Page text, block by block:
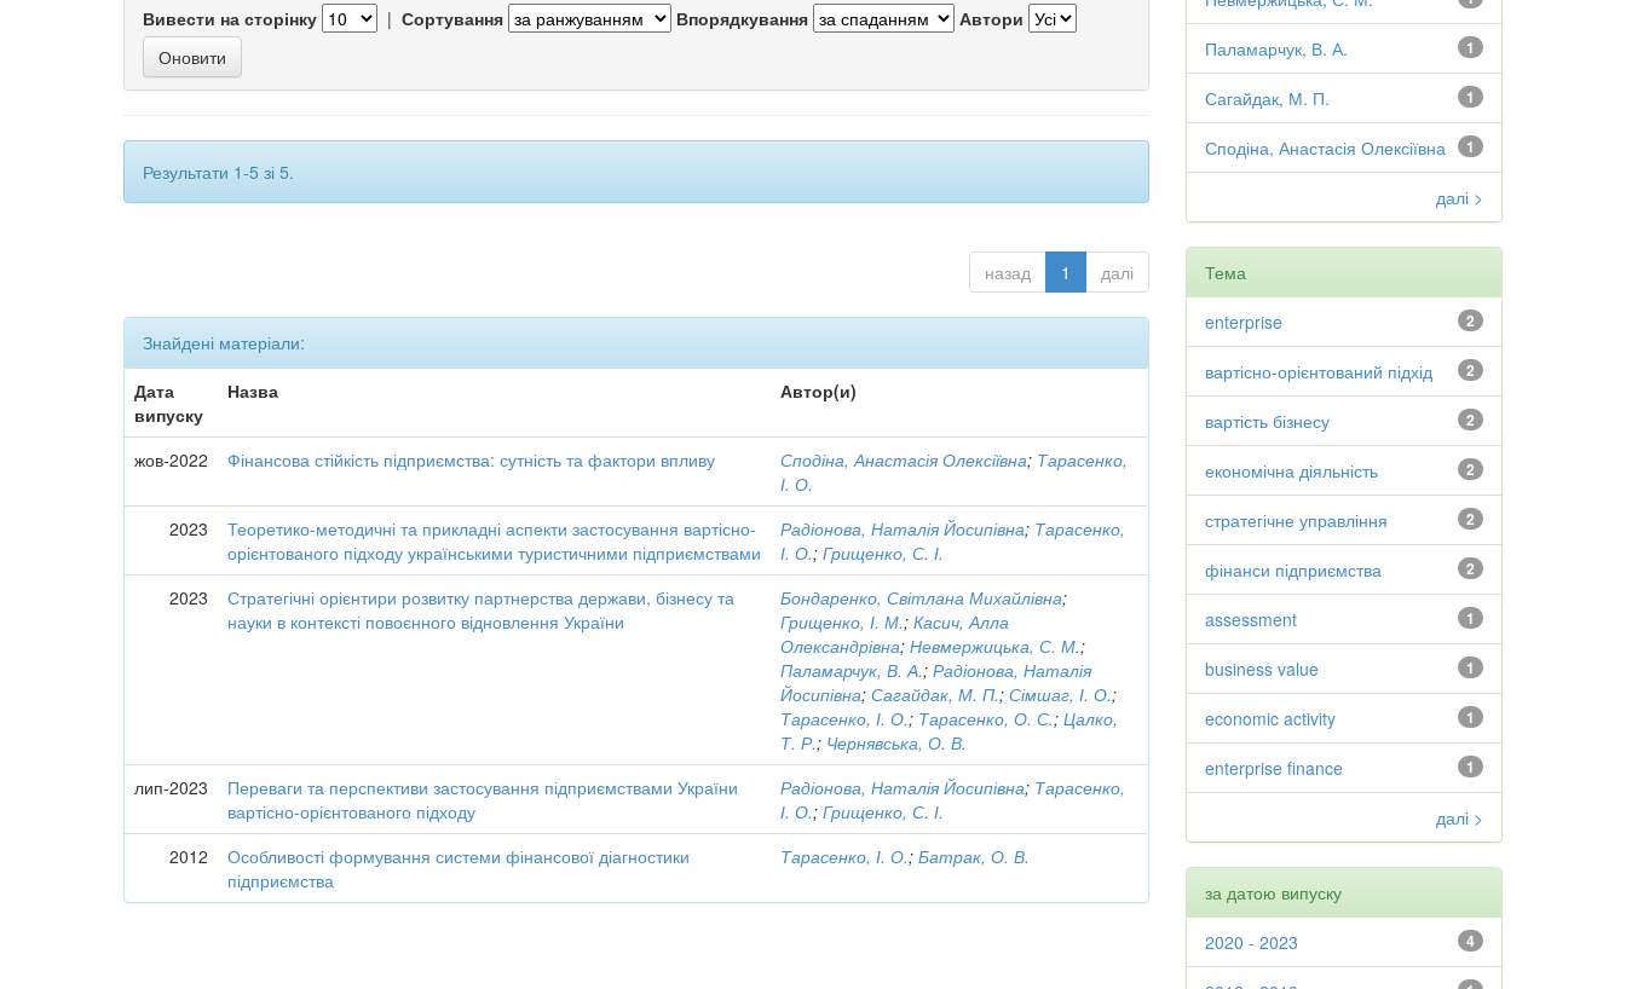
Вивести на сторінку | Сортування Впорядкування Автори
Результати 1-5 зі 5.
назад 1 далі
Знайдені матеріали:
Дата
випуску
Назва Автор(и)
жов-2022 Фінансова стійкість підприємства: сутність та фактори впливу Сподіна, Анастасія Олексіївна; Тарасенко,
І. О.
2023
Теоретико-методичні та прикладні аспекти застосування вартісно-
орієнтованого підходу українськими туристичними підприємствами
Радіонова, Наталія Йосипівна; Тарасенко,
І. О.;Грищенко, С. І.
2023
Стратегічні орієнтири розвитку партнерства держави, бізнесу та
науки в контексті повоєнного відновлення України
Бондаренко, Світлана Михайлівна;
Грищенко, І. М.;Касич, Алла
Олександрівна;Невмержицька, С. М.;
Паламарчук, В. А.;Радіонова, Наталія
Йосипівна;Сагайдак, М. П.;Сімшаг, І. О.;
Тарасенко, І. О.; Тарасенко, О. С.;Цалко,
Т. Р.; Чернявська, О. В.
лип-2023
Переваги та перспективи застосування підприємствами України
вартісно-орієнтованого підходу
Радіонова, Наталія Йосипівна; Тарасенко,
І. О.;Грищенко, С. І.
2012
Особливості формування системи фінансової діагностики
підприємства
Тарасенко, І. О.;Батрак, О. В.
1
Паламарчук, В. А.
1
Сагайдак, М. П.
1
Сподіна, Анастасія Олексіївна
далі >
Тема
2
enterprise
2
вартісно-орієнтований підхід
2
вартість бізнесу
2
економічна діяльність
2
стратегічне управління
2
фінанси підприємства
1
assessment
1
business value
1
economic activity
1
enterprise finance
далі >
за датою випуску
4
2020 - 2023